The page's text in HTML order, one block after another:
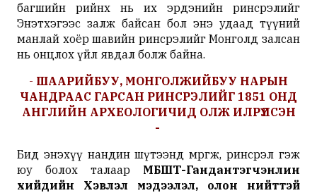
багшийн өөрийнх нь их эрдэнийн ринсрэлийг
Энэтхэгээс залж байсан бол энэ удаад түүний
манлай хоёр шавийн ринсрэлийг Монголд залсан
нь онцлох үйл явдал болж байна.
- ШААРИЙБУУ, МОНГОЛЖИЙБУУ НАРЫН
ЧАНДРААС ГАРСАН РИНСРЭЛИЙГ 1851 ОНД
АНГЛИЙН АРХЕОЛОГИЧИД ОЛЖ ИЛРҮҮЛСЭН
-
Бид энэхүү нандин шүтээнд мөргөж, ринсрэл гэж
юу болох талаар МБШТ-Гандантэгчэнлин
хийдийн Хэвлэл мэдээлэл, олон нийттэй